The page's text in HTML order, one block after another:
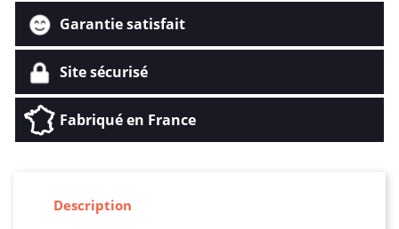
Garantie satisfait
Site sécurisé
Fabriqué en France
Description